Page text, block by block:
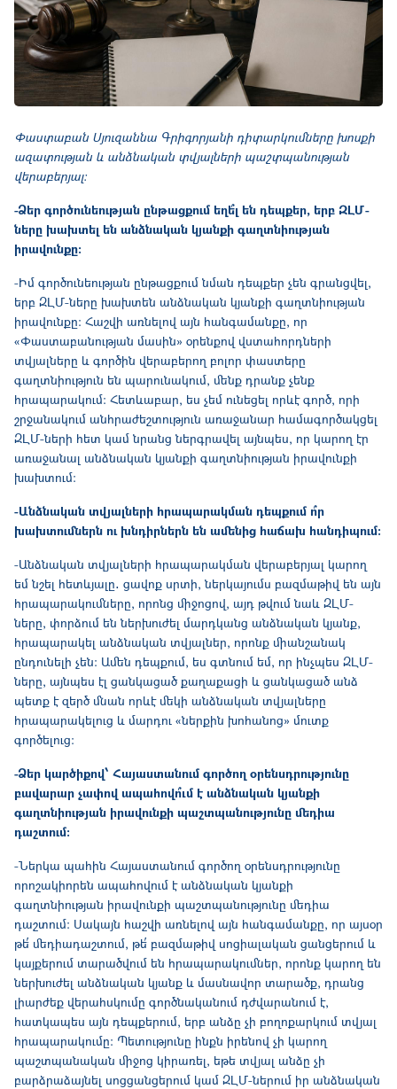
Փաստաբան Սյուզաննա Գրիգորյանի դիտարկումները խոսքի
ազատության և անձնական տվյալների պաշտպանության
վերաբերյալ:
-Ձեր գործունեության ընթացքում եղե՞լ են դեպքեր, երբ ԶԼՄ-
ները խախտել են անձնական կյանքի գաղտնիության
իրավունքը։
-Իմ գործունեության ընթացքում նման դեպքեր չեն գրանցվել,
երբ ԶԼՄ-ները խախտեն անձնական կյանքի գաղտնիության
իրավունքը։ Հաշվի առնելով այն հանգամանքը, որ
«Փաստաբանության մասին» օրենքով վստահորդների
տվյալները և գործին վերաբերող բոլոր փաստերը
գաղտնիություն են պարունակում, մենք դրանք չենք
հրապարակում։ Հետևաբար, ես չեմ ունեցել որևէ գործ, որի
շրջանակում անհրաժեշտություն առաջանար համագործակցել
ԶԼՄ-ների հետ կամ նրանց ներգրավել այնպես, որ կարող էր
առաջանալ անձնական կյանքի գաղտնիության իրավունքի
խախտում։
-Անձնական տվյալների հրապարակման դեպքում ո՞ր
խախտումներն ու խնդիրներն են ամենից հաճախ հանդիպում։
-Անձնական տվյալների հրապարակման վերաբերյալ կարող
եմ նշել հետևյալը․ ցավոք սրտի, ներկայումս բազմաթիվ են այն
հրապարակումները, որոնց միջոցով, այդ թվում նաև ԶԼՄ-
ները, փորձում են ներխուժել մարդկանց անձնական կյանք,
հրապարակել անձնական տվյալներ, որոնք միանշանակ
ընդունելի չեն։ Ամեն դեպքում, ես գտնում եմ, որ ինչպես ԶԼՄ-
ները, այնպես էլ ցանկացած քաղաքացի և ցանկացած անձ
պետք է զերծ մնան որևէ մեկի անձնական տվյալները
հրապարակելուց և մարդու «ներքին խոհանոց» մուտք
գործելուց։
-Ձեր կարծիքով՝ Հայաստանում գործող օրենսդրությունը
բավարար չափով ապահովո՞ւմ է անձնական կյանքի
գաղտնիության իրավունքի պաշտպանությունը մեդիա
դաշտում։
-Ներկա պահին Հայաստանում գործող օրենսդրությունը
որոշակիորեն ապահովում է անձնական կյանքի
գաղտնիության իրավունքի պաշտպանությունը մեդիա
դաշտում։ Սակայն հաշվի առնելով այն հանգամանքը, որ այսօր
թե՛ մեդիադաշտում, թե՛ բազմաթիվ սոցիալական ցանցերում և
կայքերում տարածվում են հրապարակումներ, որոնք կարող են
ներխուժել անձնական կյանք և մասնավոր տարածք, դրանց
լիարժեք վերահսկումը գործնականում դժվարանում է,
հատկապես այն դեպքերում, երբ անձը չի բողոքարկում տվյալ
հրապարակումը: Պետությունը ինքն իրենով չի կարող
պաշտպանական միջոց կիրառել, եթե տվյալ անձը չի
բարձրաձայնել սոցցանցերում կամ ԶԼՄ-ներում իր անձնական